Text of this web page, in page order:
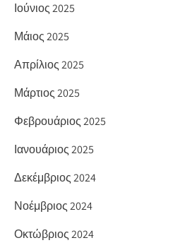
Ιούνιος 2025
Μάιος 2025
Απρίλιος 2025
Μάρτιος 2025
Φεβρουάριος 2025
Ιανουάριος 2025
Δεκέμβριος 2024
Νοέμβριος 2024
Οκτώβριος 2024